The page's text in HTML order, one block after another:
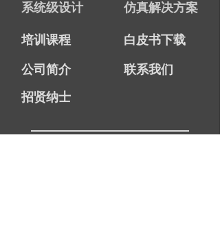
培训课程
系统级设计
白皮书下载
公司简介
联系我们
招贤纳士
仿真解决方案